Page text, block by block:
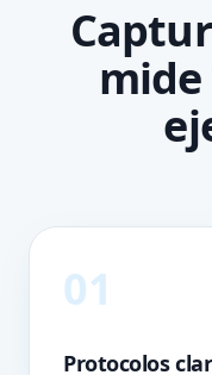
mide
01
Protocolos